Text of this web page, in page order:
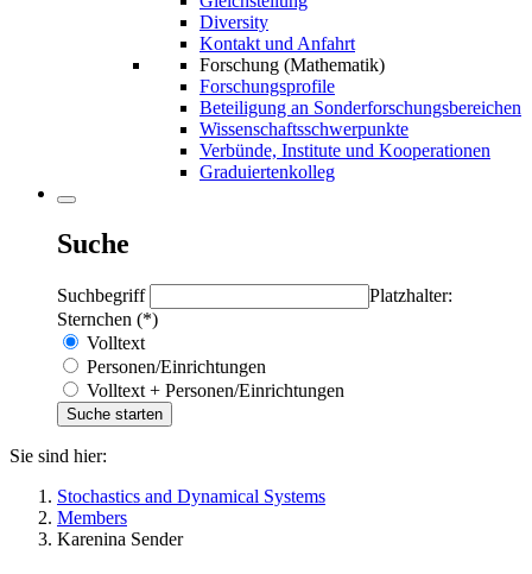
Diversity
Kontakt und Anfahrt
Forschung (Mathematik)
Forschungsprofile
Beteiligung an Sonderforschungsbereichen
Wissenschaftsschwerpunkte
Verbünde, Institute und Kooperationen
Graduiertenkolleg
Suche
Suchbegriff
Platzhalter:
Sternchen (*)
Volltext
Personen/Einrichtungen
Volltext + Personen/Einrichtungen
Sie sind hier:
Stochastics and Dynamical Systems
Members
Karenina Sender